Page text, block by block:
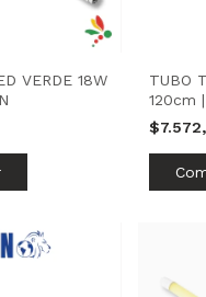
VERDE 18W
TUBO
120cm